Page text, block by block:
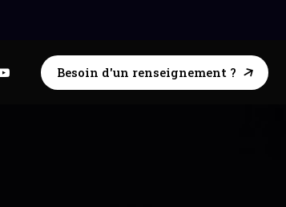
Besoin d'un renseignement ?